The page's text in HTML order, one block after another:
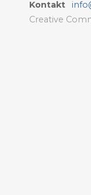
Kontakt
Creative